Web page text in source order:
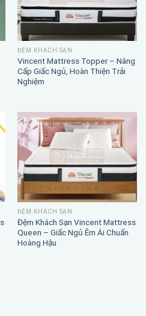
ĐỆM KHÁCH SẠN
Vincent Mattress Topper – Nâng
Cấp Giấc Ngủ, Hoàn Thiện Trải
ĐỆM KHÁCH SẠN
Đệm Khách Sạn Vincent Mattress
Queen – Giấc Ngủ Êm Ái Chuẩn